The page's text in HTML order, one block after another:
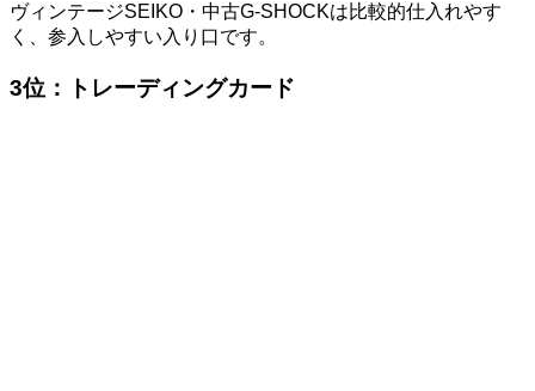
ヴィンテージSEIKO・中古G-SHOCKは比較的仕入れやす
く、参入しやすい入り口です。
3位：トレーディングカード